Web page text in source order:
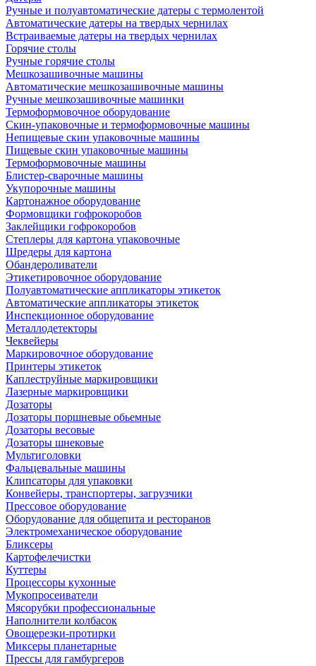
Ручные и полуавтоматические датеры с термолентой
Автоматические датеры на твердых чернилах
Встраиваемые датеры на твердых чернилах
Горячие столы
Ручные горячие столы
Мешкозашивочные машины
Автоматические мешкозашивочные машины
Ручные мешкозашивочные машинки
Термоформовочное оборудование
Скин-упаковочные и термоформовочные машины
Непищевые скин упаковочные машины
Пищевые скин упаковочные машины
Термоформовочные машины
Блистер-сварочные машины
Укупорочные машины
Картонажное оборудование
Формовщики гофрокоробов
Заклейщики гофрокоробов
Степлеры для картона упаковочные
Шредеры для картона
Обандероливатели
Этикетировочное оборудование
Полуавтоматические аппликаторы этикеток
Автоматические аппликаторы этикеток
Инспекционное оборудование
Металлодетекторы
Чеквейеры
Маркировочное оборудование
Принтеры этикеток
Каплеструйные маркировщики
Лазерные маркировщики
Дозаторы
Дозаторы поршневые обьемные
Дозаторы весовые
Дозаторы шнековые
Мультиголовки
Фальцевальные машины
Клипсаторы для упаковки
Конвейеры, транспортеры, загрузчики
Прессовое оборудование
Оборудование для общепита и ресторанов
Электромеханическое оборудование
Бликсеры
Картофелечистки
Куттеры
Процессоры кухонные
Мукопросеиватели
Мясорубки профессиональные
Наполнители колбасок
Овощерезки-протирки
Миксеры планетарные
Прессы для гамбургеров